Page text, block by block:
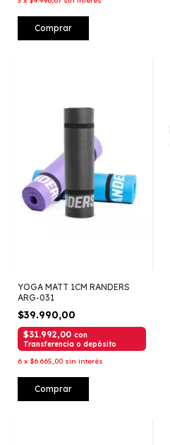
Comprar
YOGA MATT 1CM RANDERS
ARG-031
$39.990,00
$31.992,00 con
Transferencia o depósito
6 x $6.665,00 sin interés
Comprar